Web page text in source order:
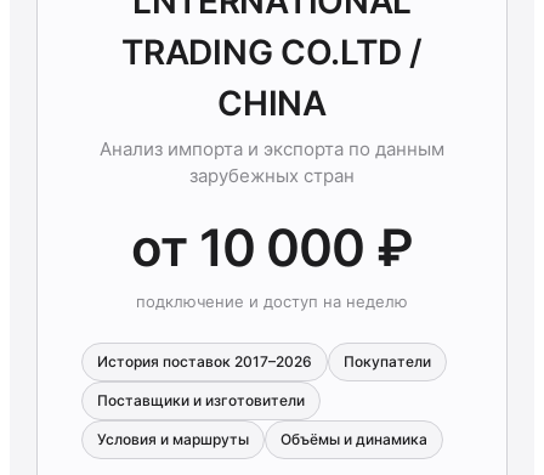
TRADING CO.LTD /
CHINA
Анализ импорта и экспорта по данным
зарубежных стран
от 10 000 ₽
подключение и доступ на неделю
История поставок 2017–2026 Покупатели
Поставщики и изготовители
Условия и маршруты Объёмы и динамика